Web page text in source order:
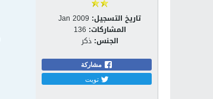
تاريخ التسجيل: Jan 2009
المشاركات: 136
الجنس: ذكر
مشاركة
تويت